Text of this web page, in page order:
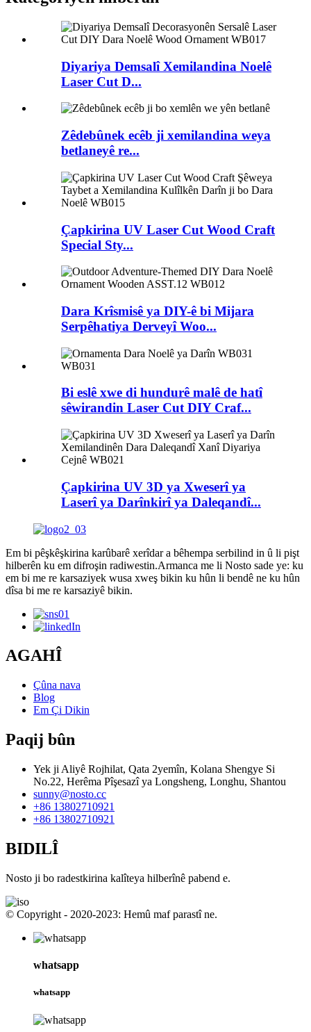
Diyariya Demsalî Xemilandina Noelê
Laser Cut D...
Zêdebûnek ecêb ji xemilandina weya
betlaneyê re...
Çapkirina UV Laser Cut Wood Craft
Special Sty...
Dara Krîsmisê ya DIY-ê bi Mijara
Serpêhatiya Derveyî Woo...
Bi eslê xwe di hundurê malê de hatî
sêwirandin Laser Cut DIY Craf...
Çapkirina UV 3D ya Xweserî ya
Laserî ya Darînkirî ya Daleqandî...
Em bi pêşkêşkirina karûbarê xerîdar a bêhempa serbilind in û li pişt
hilberên ku em difroşin radiwestin.Armanca me li Nosto sade ye: ku
em bi me re karsaziyek wusa xweş bikin ku hûn li bendê ne ku hûn
dîsa bi me re karsaziyê bikin.
AGAHÎ
Çûna nava
Blog
Em Çi Dikin
Paqij bûn
Yek ji Aliyê Rojhilat, Qata 2yemîn, Kolana Shengye Si
No.22, Herêma Pîşesazî ya Longsheng, Longhu, Shantou
sunny@nosto.cc
+86 13802710921
+86 13802710921
BIDILÎ
Nosto ji bo radestkirina kalîteya hilberînê pabend e.
© Copyright - 2020-2023: Hemû maf parastî ne.
whatsapp
whatsapp